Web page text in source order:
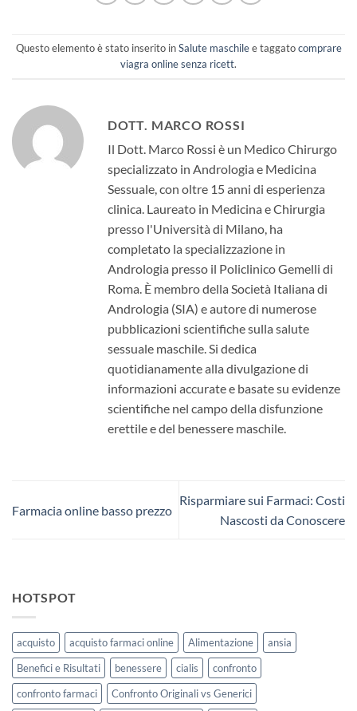
Questo elemento è stato inserito inSalute maschilee taggatocomprare
viagra online senza ricett.
DOTT. MARCO ROSSI
Il Dott. Marco Rossi è un Medico Chirurgo
specializzato in Andrologia e Medicina
Sessuale, con oltre 15 anni di esperienza
clinica. Laureato in Medicina e Chirurgia
presso l'Università di Milano, ha
completato la specializzazione in
Andrologia presso il Policlinico Gemelli di
Roma. È membro della Società Italiana di
Andrologia (SIA) e autore di numerose
pubblicazioni scientifiche sulla salute
sessuale maschile. Si dedica
quotidianamente alla divulgazione di
informazioni accurate e basate su evidenze
scientifiche nel campo della disfunzione
erettile e del benessere maschile.
Farmacia online basso prezzo
Risparmiare sui Farmaci: Costi
Nascosti da Conoscere
HOTSPOT
acquisto acquisto farmaci online Alimentazione
ansia
Benefici e Risultati
benessere cialis
confronto
confronto farmaci
Confronto Originali vs Generici